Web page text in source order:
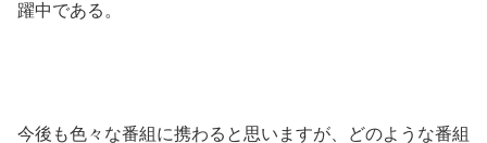
躍中である。
今後も色々な番組に携わると思いますが、どのような番組